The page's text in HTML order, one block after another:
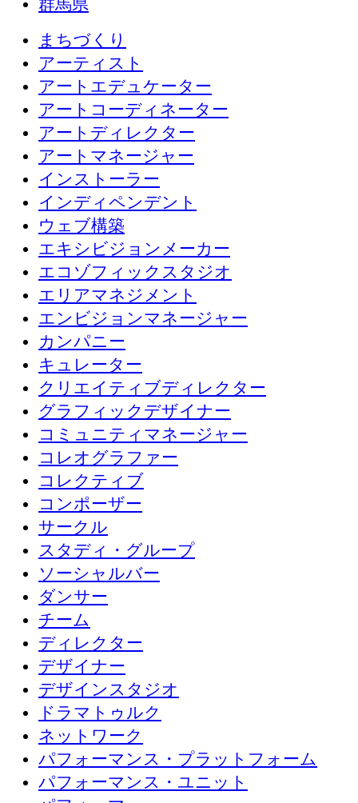
群馬県
まちづくり
アーティスト
アートエデュケーター
アートコーディネーター
アートディレクター
アートマネージャー
インストーラー
インディペンデント
ウェブ構築
エキシビジョンメーカー
エコゾフィックスタジオ
エリアマネジメント
エンビジョンマネージャー
カンパニー
キュレーター
クリエイティブディレクター
グラフィックデザイナー
コミュニティマネージャー
コレオグラファー
コレクティブ
コンポーザー
サークル
スタディ・グループ
ソーシャルバー
ダンサー
チーム
ディレクター
デザイナー
デザインスタジオ
ドラマトゥルク
ネットワーク
パフォーマンス・プラットフォーム
パフォーマンス・ユニット